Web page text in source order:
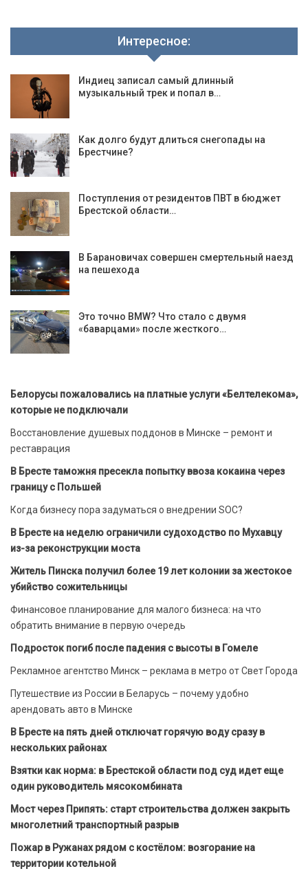
Интересное:
Индиец записал самый длинный
музыкальный трек и попал в…
Как долго будут длиться снегопады на
Брестчине?
Поступления от резидентов ПВТ в бюджет
Брестской области…
В Барановичах совершен смертельный наезд
на пешехода
Это точно BMW? Что стало с двумя
«баварцами» после жесткого…
Белорусы пожаловались на платные услуги «Белтелекома»,
которые не подключали
Восстановление душевых поддонов в Минске – ремонт и
реставрация
В Бресте таможня пресекла попытку ввоза кокаина через
границу с Польшей
Когда бизнесу пора задуматься о внедрении SOC?
В Бресте на неделю ограничили судоходство по Мухавцу
из-за реконструкции моста
Житель Пинска получил более 19 лет колонии за жестокое
убийство сожительницы
Финансовое планирование для малого бизнеса: на что
обратить внимание в первую очередь
Подросток погиб после падения с высоты в Гомеле
Рекламное агентство Минск – реклама в метро от Свет Города
Путешествие из России в Беларусь – почему удобно
арендовать авто в Минске
В Бресте на пять дней отключат горячую воду сразу в
нескольких районах
Взятки как норма: в Брестской области под суд идет еще
один руководитель мясокомбината
Мост через Припять: старт строительства должен закрыть
многолетний транспортный разрыв
Пожар в Ружанах рядом с костёлом: возгорание на
территории котельной